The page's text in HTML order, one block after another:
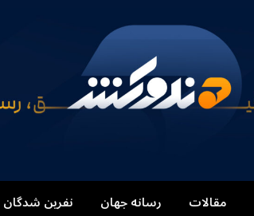
مقالات رسانه جهان نفرین شدگان